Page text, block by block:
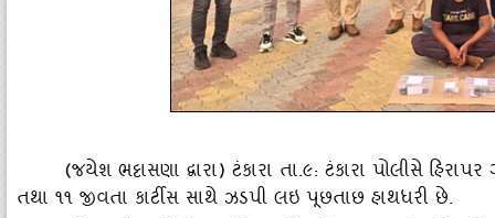
(જયેશ ભટ્ટાસણા દ્વારા) ટંકારા તા.૯: ટંકારા પોલીસે
તથા ૧૧ જીવતા કાર્ટીસ સાથે ઝડપી લઇ પૂછતાછ હાથધરી છે.